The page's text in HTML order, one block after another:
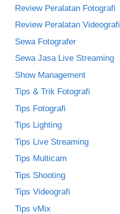
Review Peralatan Fotografi
Review Peralatan Videografi
Sewa Fotografer
Sewa Jasa Live Streaming
Show Management
Tips & Trik Fotografi
Tips Fotografi
Tips Lighting
Tips Live Streaming
Tips Multicam
Tips Shooting
Tips Videografi
Tips vMix